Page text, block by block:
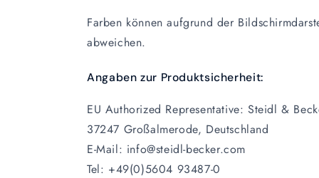
Farben können aufgrund der
abweichen.
Angaben zur Produktsicherheit:
EU Authorized Representative: Steidl &
37247 Großalmerode, Deutschland
E-Mail: info@steidl-becker.com
Tel: +49(0)5604 93487-0